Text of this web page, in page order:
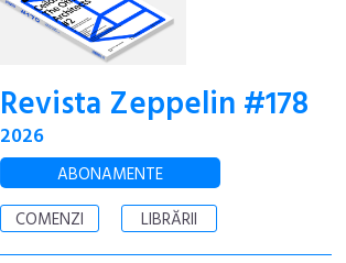
Revista Zeppelin #178
2026
ABONAMENTE
COMENZI
LIBRĂRII